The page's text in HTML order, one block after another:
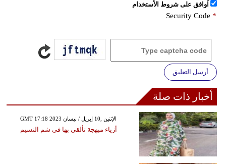
اُوافق على شروط الأستخدام
Security Code *
أرسل التعليق
أخبار ذات صلة
GMT 17:18 2023 الإثنين ,10 إبريل / نيسان
أزياء مبهجة تألقي بها في شم النسيم